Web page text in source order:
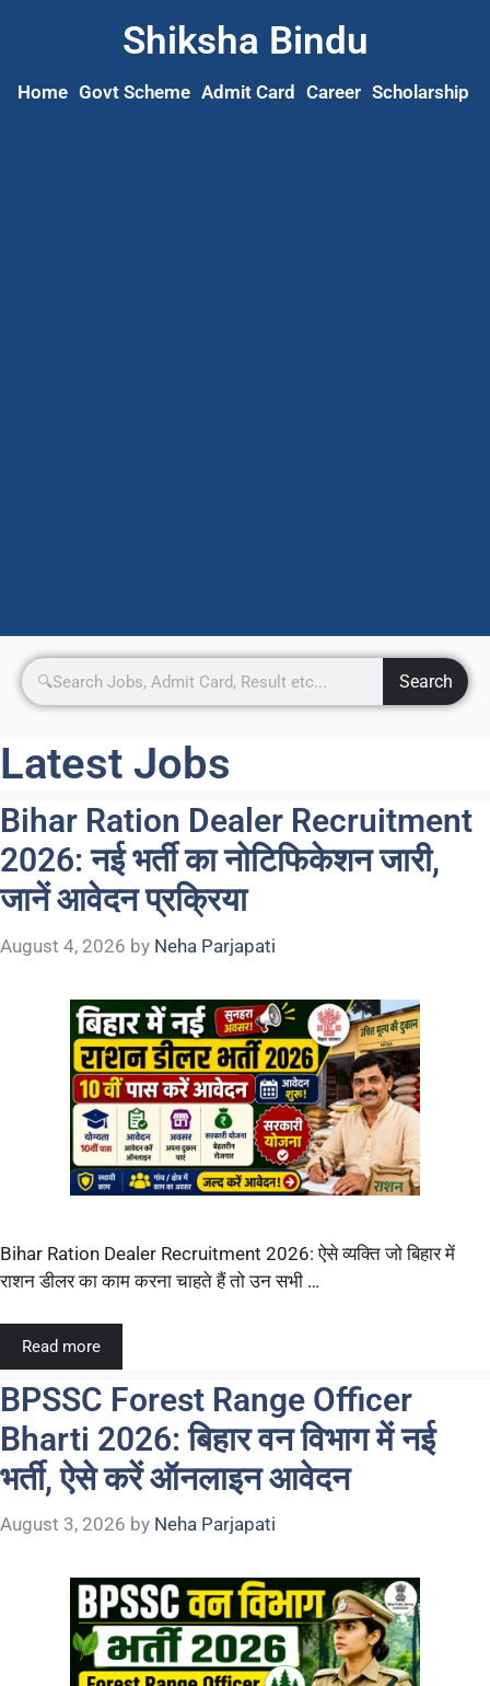
Shiksha Bindu
Home Govt Scheme Admit Card Career Scholarship
Search
Latest Jobs
Bihar Ration Dealer Recruitment
2026: नई भर्ती का नोटिफिकेशन जारी,
जानें आवेदन प्रक्रिया
August 4, 2026 by Neha Parjapati
Bihar Ration Dealer Recruitment 2026: ऐसे व्यक्ति जो बिहार में
राशन डीलर का काम करना चाहते हैं तो उन सभी …
Read more
BPSSC Forest Range Officer
Bharti 2026: बिहार वन विभाग में नई
भर्ती, ऐसे करें ऑनलाइन आवेदन
August 3, 2026 by Neha Parjapati